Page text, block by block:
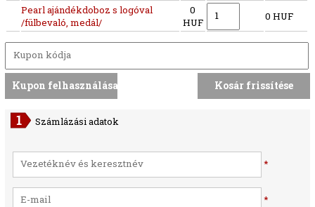
Pearl ajándékdoboz s logóval
/fülbevaló, medál/
0
HUF
0 HUF
Számlázási adatok
*
*